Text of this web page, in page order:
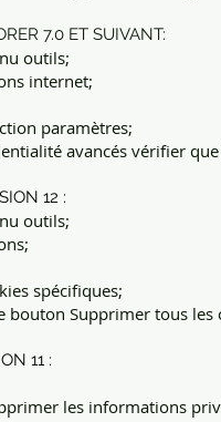
7.0 ET SUIVANT:
outils;
internet;
paramètres;
avancés vérifier
12 :
outils;
spécifiques;
bouton Supprimer tous les
11 :
les informations